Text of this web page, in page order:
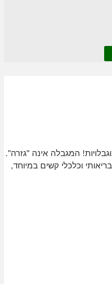
המגבלה אינה "גזרה".
וכלכלי קשים במיוחד,